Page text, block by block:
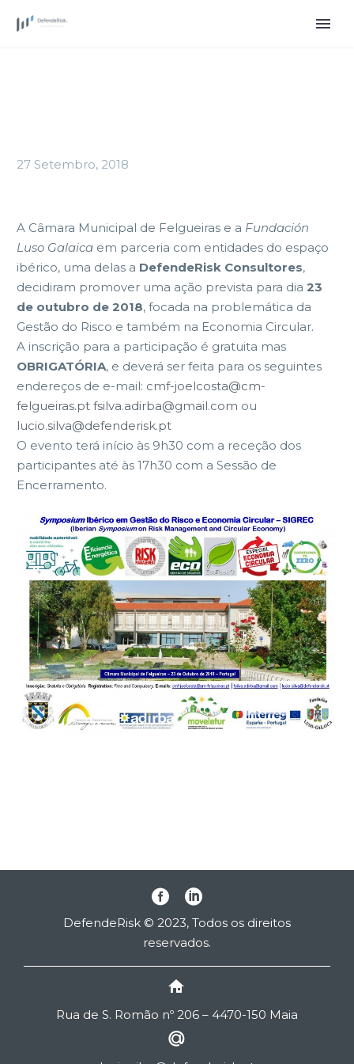
27 Setembro, 2018
A Câmara Municipal de Felgueiras e a Fundación
Luso Galaica em parceria com entidades do espaço
ibérico, uma delas a DefendeRisk Consultores,
decidiram promover uma ação prevista para dia 23
de outubro de 2018, focada na problemática da
Gestão do Risco e também na Economia Circular.
A inscrição para a participação é gratuita mas
OBRIGATÓRIA, e deverá ser feita para os seguintes
endereços de e-mail: cmf-joelcosta@cm-
felgueiras.pt fsilva.adirba@gmail.com ou
lucio.silva@defenderisk.pt
O evento terá início às 9h30 com a receção dos
participantes até às 17h30 com a Sessão de
Encerramento.
DefendeRisk © 2023, Todos os direitos
reservados.


Rua de S. Romão nº 206 – 4470-150 Maia

